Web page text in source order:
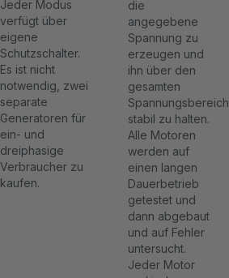
Jeder Modus
verfügt über
eigene
Schutzschalter.
Es ist nicht
notwendig, zwei
separate
Generatoren für
ein- und
dreiphasige
Verbraucher zu
kaufen.
die
angegebene
Spannung zu
erzeugen und
ihn über den
gesamten
Spannungsbereich
stabil zu halten.
Alle Motoren
werden auf
einen langen
Dauerbetrieb
getestet und
dann abgebaut
und auf Fehler
untersucht.
Jeder Motor